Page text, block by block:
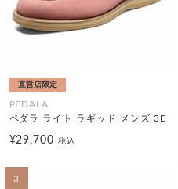
直営店限定
PEDALA
ペダラ ライト ラギッド メンズ 3E
¥29,700税込
3